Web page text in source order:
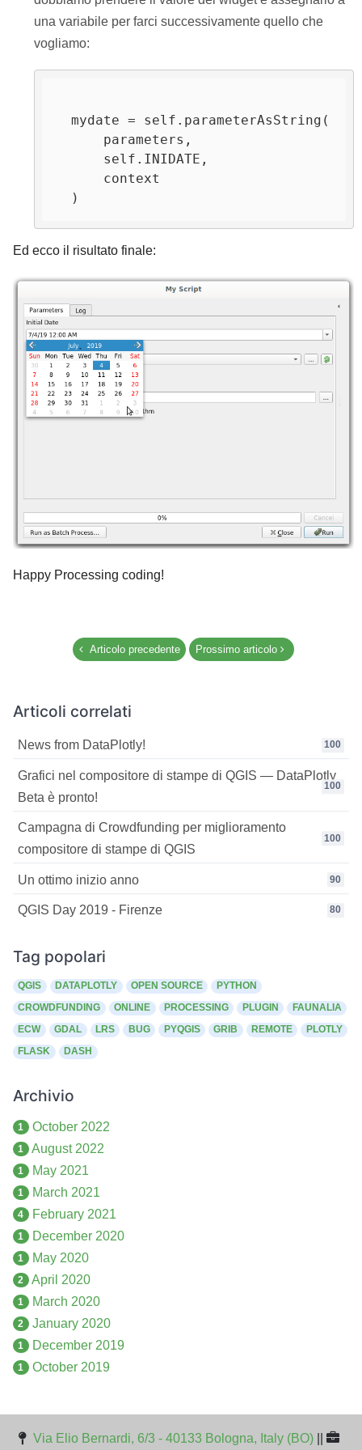
una variabile per farci successivamente quello che
vogliamo:
  mydate = self.parameterAsString(
Ed ecco il risultato finale:
Happy Processing coding!
Articolo precedente Prossimo articolo
Articoli correlati
100
News from DataPlotly!
100
Grafici nel compositore di stampe di QGIS — DataPlotly
Beta è pronto!
100
Campagna di Crowdfunding per miglioramento
compositore di stampe di QGIS
90
Un ottimo inizio anno
80
QGIS Day 2019 - Firenze
Tag popolari
QGIS DATAPLOTLY OPEN SOURCE
PYTHON
CROWDFUNDING
ONLINE PROCESSING PLUGIN
FAUNALIA
ECW
GDAL LRS BUG PYQGIS GRIB REMOTE
PLOTLY
FLASK
DASH
Archivio
1 October 2022
1 August 2022
1 May 2021
1 March 2021
4 February 2021
1 December 2020
1 May 2020
2 April 2020
1 March 2020
2 January 2020
1 December 2019
1 October 2019
Via Elio Bernardi, 6/3 - 40133 Bologna, Italy (BO)